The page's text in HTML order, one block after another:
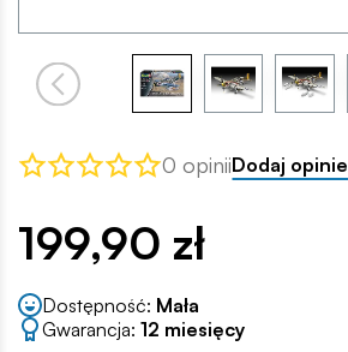
0 opiniiDodaj opinie
199,90 zł
Dostępność: Mała
Gwarancja: 12 miesięcy